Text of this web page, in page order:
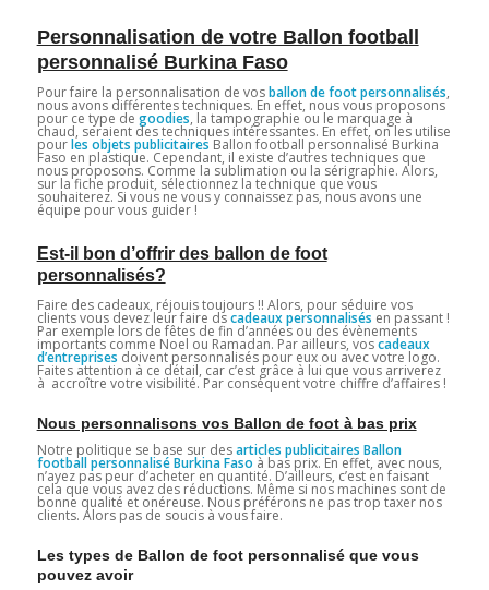
Personnalisation de votre Ballon football
personnalisé Burkina Faso
Pour faire la personnalisation de vosballon de foot personnalisés,
nous avons différentes techniques. En effet, nous vous proposons
pour ce type de goodies, la tampographie ou le marquage à
chaud, seraient des techniques intéressantes. En effet, on les utilise
pourles objets publicitaires Ballon football personnalisé Burkina
Faso en plastique. Cependant, il existe d’autres techniques que
nous proposons. Comme la sublimation ou la sérigraphie. Alors,
sur la fiche produit, sélectionnez la technique que vous
souhaiterez. Si vous ne vous y connaissez pas, nous avons une
équipe pour vous guider !
Est-il bon d’offrir des ballon de foot
personnalisés?
Faire des cadeaux, réjouis toujours !! Alors, pour séduire vos
clients vous devez leur faire dscadeaux personnalisés en passant !
Par exemple lors de fêtes de fin d’années ou des évènements
importants comme Noel ou Ramadan. Par ailleurs, voscadeaux
d’entreprises doivent personnalisés pour eux ou avec votre logo.
Faites attention à ce détail, car c’est grâce à lui que vous arriverez
à accroître votre visibilité. Par conséquent votre chiffre d’affaires !
Nous personnalisons vos Ballon de foot à bas prix
Notre politique se base sur desarticles publicitaires Ballon
football personnalisé Burkina Faso à bas prix. En effet, avec nous,
n’ayez pas peur d’acheter en quantité. D’ailleurs, c’est en faisant
cela que vous avez des réductions. Même si nos machines sont de
bonne qualité et onéreuse. Nous préférons ne pas trop taxer nos
clients. Alors pas de soucis à vous faire.
Les types de Ballon de foot personnalisé que vous
pouvez avoir